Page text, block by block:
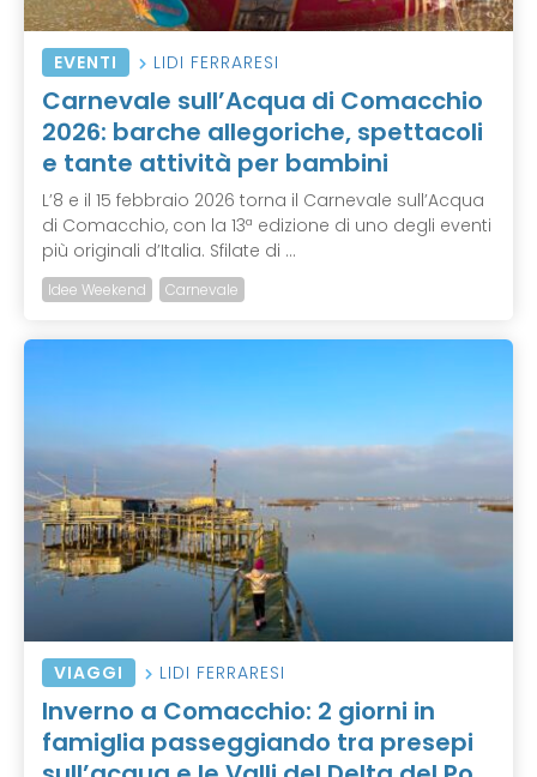
EVENTI LIDI FERRARESI
Carnevale sull’Acqua di Comacchio
2026: barche allegoriche, spettacoli
e tante attività per bambini
L’8 e il 15 febbraio 2026 torna il Carnevale sull’Acqua
di Comacchio, con la 13ª edizione di uno degli eventi
più originali d’Italia. Sfilate di ...
Idee Weekend Carnevale
VIAGGI LIDI FERRARESI
Inverno a Comacchio: 2 giorni in
famiglia passeggiando tra presepi